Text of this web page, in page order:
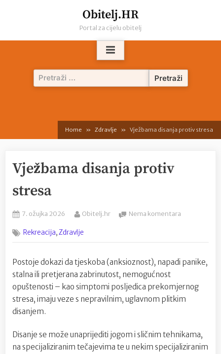
Obitelj.HR
Portal za cijelu obitelj
Pretraži:
Home Zdravlje Vježbama disanja protiv stresa
Vježbama disanja protiv
stresa
Posted
7. ožujka 2026 By
Obitelj.hr Nema komentara
protiv
Rekreacija,Zdravlje
Postoje dokazi da tjeskoba (anksioznost), napadi panike,
stalna ili pretjerana zabrinutost, nemogućnost
opuštenosti – kao simptomi posljedica prekomjernog
stresa, imaju veze s nepravilnim, uglavnom plitkim
disanjem.
Disanje se može unaprijediti jogom i sličnim tehnikama,
na specijaliziranim tečajevima te u nekim specijaliziranim